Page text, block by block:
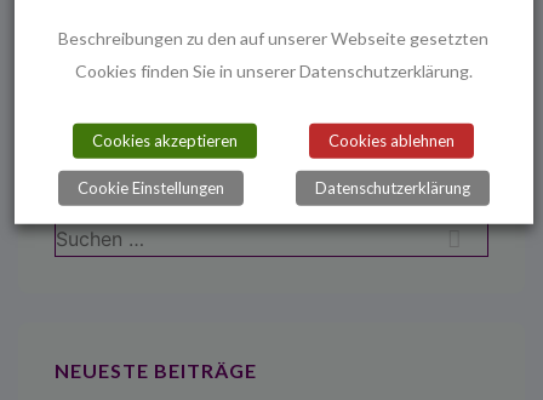
Beitragsnavigation
Vorheriger
Beitrag
‹ Ewigkeitssonntag –
Gottesdienst am 22.11.2015
Nächster
Beitrag
Kirchcafé wieder
geöffnet ›
Suchen
nach:
NEUESTE BEITRÄGE
Beschreibungen zu den auf unserer Webseite gesetzten
Cookies finden Sie in unserer Datenschutzerklärung.
Cookies akzeptieren Cookies ablehnen
Cookie Einstellungen Datenschutzerklärung